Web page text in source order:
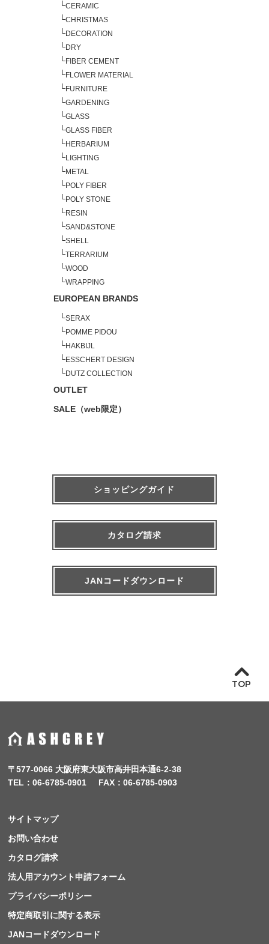
└CERAMIC
└CHRISTMAS
└DECORATION
└DRY
└FIBER CEMENT
└FLOWER MATERIAL
└FURNITURE
└GARDENING
└GLASS
└GLASS FIBER
└HERBARIUM
└LIGHTING
└METAL
└POLY FIBER
└POLY STONE
└RESIN
└SAND&STONE
└SHELL
└TERRARIUM
└WOOD
└WRAPPING
EUROPEAN BRANDS
└SERAX
└POMME PIDOU
└HAKBIJL
└ESSCHERT DESIGN
└DUTZ COLLECTION
OUTLET
SALE（web限定）
ショッピングガイド
カタログ請求
JANコードダウンロード
TOP
〒577-0066 大阪府東大阪市高井田本通6-2-38
TEL
06-6785-0901 FAX 06-6785-0903
サイトマップ
お問い合わせ
カタログ請求
法人用アカウント申請フォーム
プライバシーポリシー
特定商取引に関する表示
JANコードダウンロード